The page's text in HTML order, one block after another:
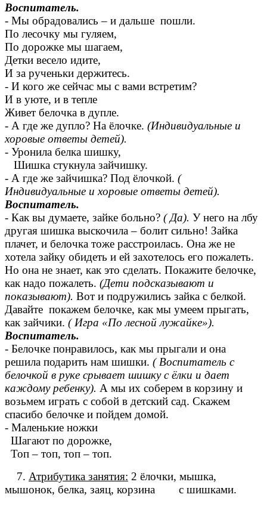
Воспитатель.
- Мы обрадовались – и дальше пошли.
По лесочку мы гуляем,
По дорожке мы шагаем,
Детки весело идите,
И за рученьки держитесь.
- И кого же сейчас мы с вами встретим?
И в уюте, и в тепле
Живет белочка в дупле.
- А где же дупло? На ёлочке. (Индивидуальные и
хоровые ответы детей).
- Уронила белка шишку,
Шишка стукнула зайчишку.
- А где же зайчишка? Под ёлочкой. (
Индивидуальные и хоровые ответы детей).
Воспитатель.
- Как вы думаете, зайке больно? ( Да). У него на лбу
другая шишка выскочила – болит сильно! Зайка
плачет, и белочка тоже расстроилась. Она же не
хотела зайку обидеть и ей захотелось его пожалеть.
Но она не знает, как это сделать. Покажите белочке,
как надо пожалеть. (Дети подсказывают и
показывают). Вот и подружились зайка с белкой.
Давайте покажем белочке, как мы умеем прыгать,
как зайчики. ( Игра «По лесной лужайке»).
Воспитатель.
- Белочке понравилось, как мы прыгали и она
решила подарить нам шишки. ( Воспитатель с
белочкой в руке срывает шишку с ёлки и дает
каждому ребенку). А мы их соберем в корзину и
возьмем играть с собой в детский сад. Скажем
спасибо белочке и пойдем домой.
- Маленькие ножки
Шагают по дорожке,
Топ – топ, топ – топ.
7. Атрибутика занятия: 2 ёлочки, мышка,
мышонок, белка, заяц, корзина с шишками.